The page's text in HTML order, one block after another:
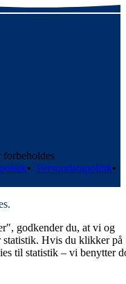
• Persondatapolitik•
godkender du, at vi og
Hvis du klikker på
til statistik – vi benytter